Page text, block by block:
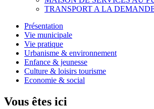
TRANSPORT A LA
Présentation
Vie municipale
Vie pratique
Urbanisme & environnement
Enfance & jeunesse
Culture & loisirs tourisme
Economie & social
Vous êtes ici